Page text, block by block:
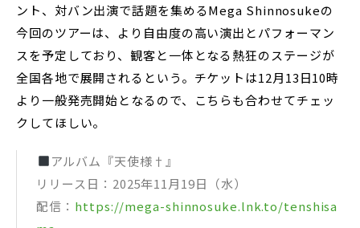
ント、対バン出演で話題を集めるMega Shinnosukeの
今回のツアーは、より自由度の高い演出とパフォーマン
スを予定しており、観客と一体となる熱狂のステージが
全国各地で展開されるという。チケットは12月13日10時
より一般発売開始となるので、こちらも合わせてチェッ
クしてほしい。
アルバム『天使様†』
リリース日：2025年11月19日（水）
配信： https://mega-shinnosuke.lnk.to/tenshisa